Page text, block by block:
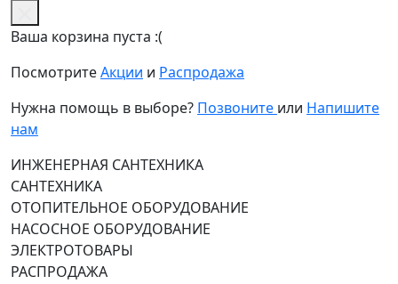
Ваша корзина пуста :(
ПосмотритеАкции и Распродажа
Нужна помощь в выборе? Позвоните или Напишите
нам
ИНЖЕНЕРНАЯ САНТЕХНИКА
САНТЕХНИКА
ОТОПИТЕЛЬНОЕ ОБОРУДОВАНИЕ
НАСОСНОЕ ОБОРУДОВАНИЕ
ЭЛЕКТРОТОВАРЫ
РАСПРОДАЖА